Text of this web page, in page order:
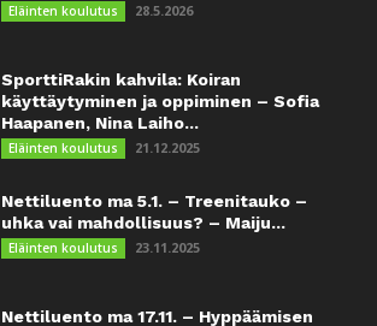
Eläinten koulutus 28.5.2026
SporttiRakin kahvila: Koiran
käyttäytyminen ja oppiminen – Sofia
Haapanen, Nina Laiho...
Eläinten koulutus 21.12.2025
Nettiluento ma 5.1. – Treenitauko –
uhka vai mahdollisuus? – Maiju...
Eläinten koulutus 23.11.2025
Nettiluento ma 17.11. – Hyppäämisen